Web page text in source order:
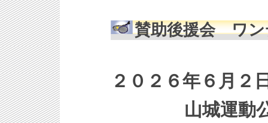
賛助後援会 ワ
２０２６年６月
山城運動